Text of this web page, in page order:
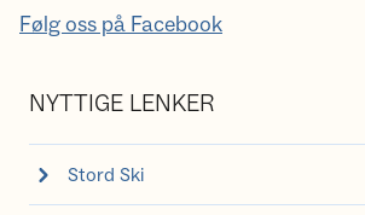
Følg oss på Facebook
NYTTIGE LENKER
Stord Ski